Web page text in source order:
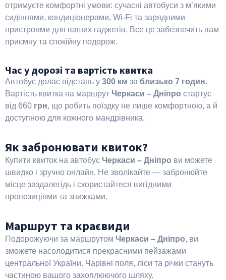
отримуєте комфортні умови: сучасні автобуси з м’якими
сидіннями, кондиціонерами, Wi-Fi та зарядними
пристроями для ваших гаджетів. Все це забезпечить вам
приємну та спокійну подорож.
Час у дорозі та вартість квитка
Автобус долає відстань у 300 км за близько 7 годин.
Вартість квитка на маршрут Черкаси – Дніпро стартує
від 660 грн, що робить поїздку не лише комфортною, а й
доступною для кожного мандрівника.
Як забронювати квиток?
Купити квиток на автобус Черкаси – Дніпро ви можете
швидко і зручно онлайн. Не зволікайте — забронюйте
місце заздалегідь і скористайтеся вигідними
пропозиціями та знижками.
Маршрут та краєвиди
Подорожуючи за маршрутом Черкаси – Дніпро, ви
зможете насолодитися прекрасними пейзажами
центральної України. Чарівні поля, ліси та річки стануть
частиною вашого захоплюючого шляху.